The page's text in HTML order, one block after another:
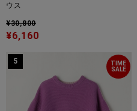
ウス
¥30,800
¥6,160
TIME
SALE
5